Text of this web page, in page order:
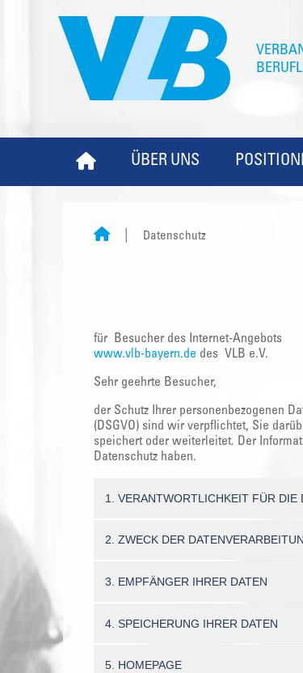
ÜBER UNS
Datenschutz
für Besucher des Internet-Angebots
www.vlb-bayern.de des VLB e.V.
Sehr geehrte Besucher,
der Schutz Ihrer personenbezogenen
(DSGVO) sind wir verpflichtet, Sie
speichert oder weiterleitet. Der
Datenschutz haben.
1. VERANTWORTLICHKEIT FÜR DIE
2. ZWECK DER
3. EMPFÄNGER IHRER DATEN
4. SPEICHERUNG IHRER DATEN
5. HOMEPAGE